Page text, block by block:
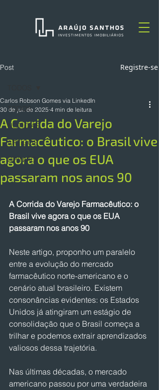
Post Registre-se
TODOS
NOTÍCIAS
ARTIGOS
OPINIÃO
A Corrida do Varejo
Farmacêutico: o Brasil vive
agora o que os EUA
passaram nos anos 90
Carlos Robson Gomes via LinkedIn
30 de jul. de 2025 4 min de leitura
A Corrida do Varejo Farmacêutico: o
Brasil vive agora o que os EUA
passaram nos anos 90
Neste artigo, proponho um paralelo
entre a evolução do mercado
farmacêutico norte-americano e o
cenário atual brasileiro. Existem
consonâncias evidentes: os Estados
Unidos já atingiram um estágio de
consolidação que o Brasil começa a
trilhar e podemos extrair aprendizados
valiosos dessa trajetória.
Nas últimas décadas, o mercado
americano passou por uma verdadeira